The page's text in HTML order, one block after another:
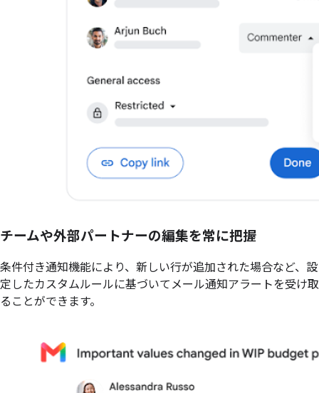
チームや外部パートナーの編集を常に把握
条件付き通知機能により、新しい行が追加された場合など、設
定したカスタムルールに基づいてメール通知アラートを受け取
ることができます。